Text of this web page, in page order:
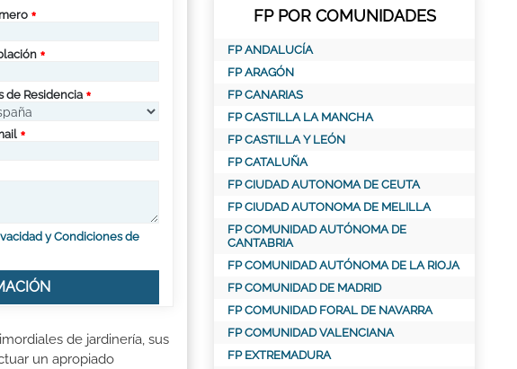
de Residencia
y Condiciones de
de jardinería, sus
un apropiado
FP POR COMUNIDADES
FP ANDALUCÍA
FP ARAGÓN
FP CANARIAS
FP CASTILLA LA MANCHA
FP CASTILLA Y LEÓN
FP CATALUÑA
FP CIUDAD AUTONOMA DE CEUTA
FP CIUDAD AUTONOMA DE MELILLA
FP COMUNIDAD AUTÓNOMA DE
CANTABRIA
FP COMUNIDAD AUTÓNOMA DE LA RIOJA
FP COMUNIDAD DE MADRID
FP COMUNIDAD FORAL DE NAVARRA
FP COMUNIDAD VALENCIANA
FP EXTREMADURA